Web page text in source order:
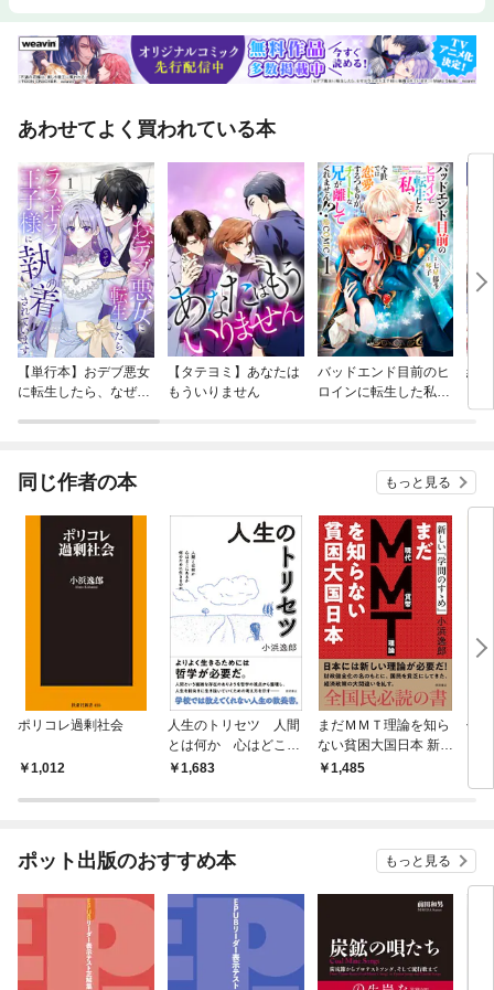
あわせてよく買われている本
【単行本】おデブ悪女
に転生したら、なぜか
【タテヨミ】あなたは
もういりません
バッドエンド目前のヒ
ロインに転生した私、
結
同じ作者の本 もっと見る
ポリコレ過剰社会
1,012
人生のトリセツ 人間
とは何か 心はどこに
あるか 何のために生
1,683
まだＭＭＴ理論を知ら
ない貧困大国日本 新し
い『学問のすゝめ』
1,485
倫
ポット出版のおすすめ本 もっと見る